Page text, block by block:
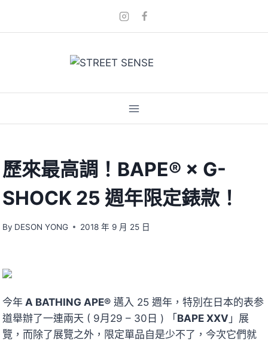
歷來最高調！BAPE® × G-
SHOCK 25 週年限定錶款！
By DESON YONG 2018 年 9 月 25 日
今年 A BATHING APE® 邁入 25 週年，特別在日本的表参
道舉辦了一連兩天 ( 9月29 – 30日 ) 「BAPE XXV 」展
覽，而除了展覽之外，限定單品自是少不了，今次它們就